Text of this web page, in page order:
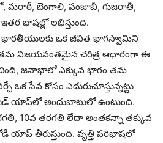
మరాఠీ, బెంగాలి, పంజాబీ, గుజరాతీ,
భాషల్లో లభిస్తుంది.
భారతీయులకు ఒక జీవిత భాగస్వామిని
విజయవంతమైన చరిత్ర ఆధారంగా ఈ
జనాభాలో ఎక్కువ భాగం తమ
ఒక సేవ కోసం ఎదురుచూస్తున్నట్టు
యాప్‌లో అందుబాటులో ఉంటుంది.
10వ తరగతి లేదా అంతకన్నా తక్కువ
తీరుస్తుంది. వృత్తి పరిభాషలో